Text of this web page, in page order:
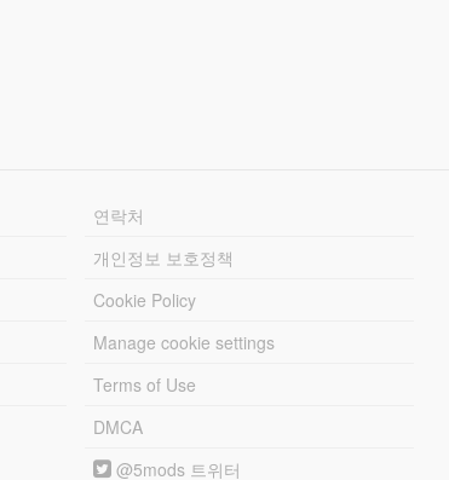
연락처
개인정보 보호정책
Cookie Policy
Manage cookie settings
Terms of Use
DMCA
@5mods 트위터